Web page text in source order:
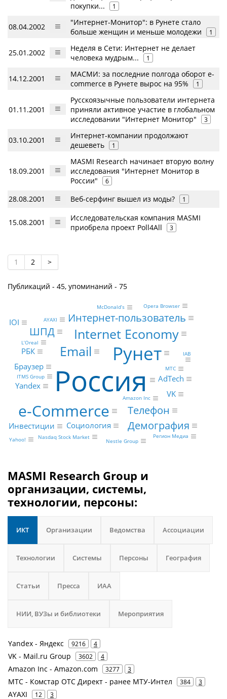
покупки...
1
08.04.2002
"Интернет-Монитор": в Рунете стало
больше женщин и меньше молодежи
1
25.01.2002
Неделя в Сети: Интернет не делает
человека мудрым...
1
14.12.2001
МАСМИ: за последние полгода оборот e-
commerce в Рунете вырос на 95%
1
01.11.2001
Русскоязычные пользователи интернета
приняли активное участие в глобальном
исследовании "Интернет Монитор"
3
03.10.2001
Интернет-компании продолжают
дешеветь
1
18.09.2001
MASMI Research начинает вторую волну
исследования "Интернет Монитор в
России"
6
28.08.2001 Веб-серфинг вышел из моды? 1
15.08.2001
Исследовательская компания MASMI
приобрела проект Poll4All
3
1 2 >
Публикаций - 45, упоминаний - 75
Россия
Рунет
e-Commerce
Internet Economy
Email
Телефон
ШПД
Демография
Интернет-пользователь
РБК
Браузер
Инвестиции
Yandex
VK
Социология
AdTech
IOI
Amazon Inc
МТС
AYAXI
L’Oreal
Opera Browser
Yahoo!
McDonald’s
Nasdaq Stock Market
ITMS Group
Nestle Group
Регион Медиа
IAB
MASMI Research Group и
организации, системы,
технологии, персоны:
ИКТ Организации Ведомства Ассоциации
Технологии Системы Персоны География
Статьи Пресса ИАА
НИИ, ВУЗы и библиотеки Мероприятия
Yandex - Яндекс 9216 4
VK - Mail.ru Group 3602 4
Amazon Inc - Amazon.com 3277 3
МТС - Комстар ОТС Директ - ранее МТУ-Интел 384 3
AYAXI 12 3